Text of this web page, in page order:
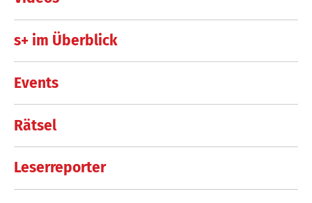
s+ im Überblick
Events
Rätsel
Leserreporter